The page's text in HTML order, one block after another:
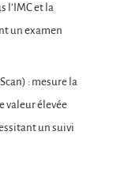
l’IMC et la
un examen
: mesure la
valeur élevée
un suivi